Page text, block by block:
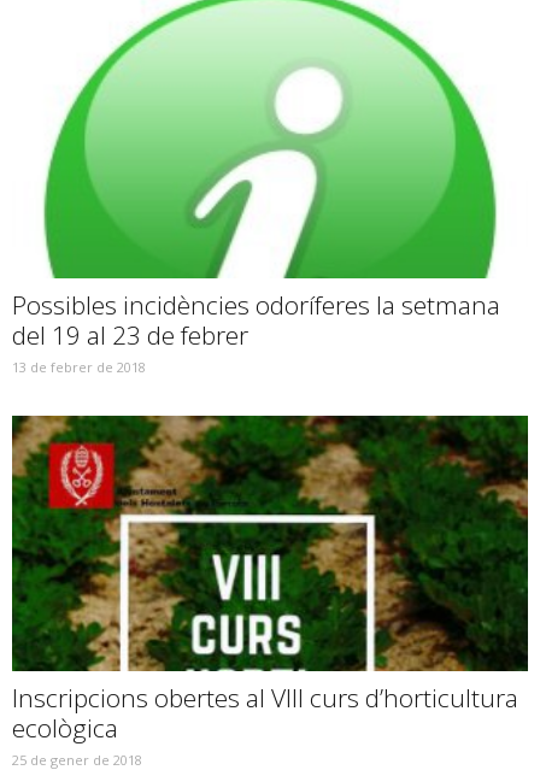
Possibles incidències odoríferes la setmana
del 19 al 23 de febrer
13 de febrer de 2018
Inscripcions obertes al VIII curs d’horticultura
ecològica
25 de gener de 2018